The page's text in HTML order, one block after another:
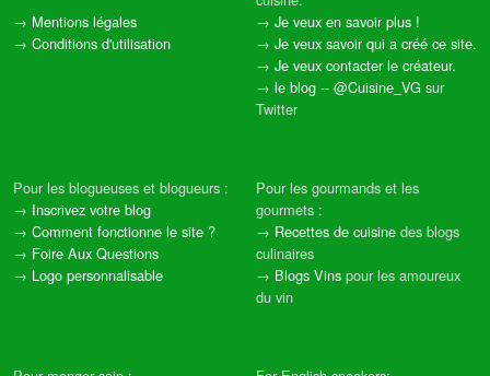
→ Mentions légales
→ Conditions d'utilisation
→ Je veux en savoir plus !
→ Je veux savoir qui a créé ce site.
→ Je veux contacter le créateur.
→ le blog -- @Cuisine_VG sur
Twitter
Pour les blogueuses et blogueurs :
→ Inscrivez votre blog
→ Comment fonctionne le site ?
→ Foire Aux Questions
→ Logo personnalisable
Pour les gourmands et les
gourmets :
→ Recettes de cuisine des blogs
culinaires
→ Blogs Vins pour les amoureux
du vin